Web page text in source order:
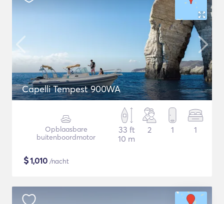
Capelli Tempest 900WA
Opblaasbare
buitenboordmotor
33 ft
10 m
2 1 1
$1,010 /nacht